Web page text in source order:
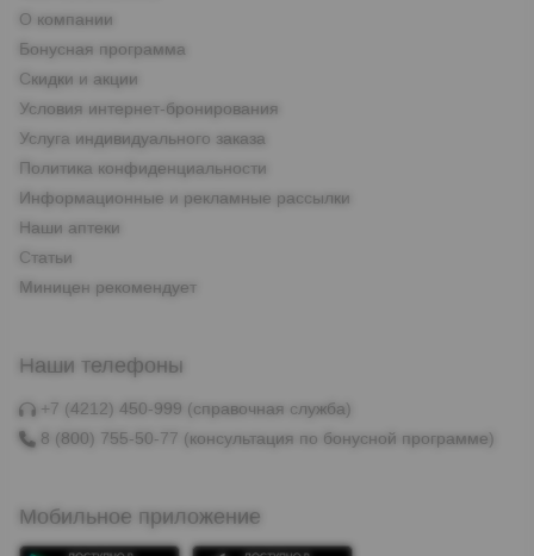
О компании
Бонусная программа
Скидки и акции
Условия интернет-бронирования
Услуга индивидуального заказа
Политика конфиденциальности
Информационные и рекламные рассылки
Наши аптеки
Статьи
Миницен рекомендует
Наши телефоны
+7 (4212) 450-999 (справочная служба)
8 (800) 755-50-77 (консультация по бонусной программе)
Мобильное приложение